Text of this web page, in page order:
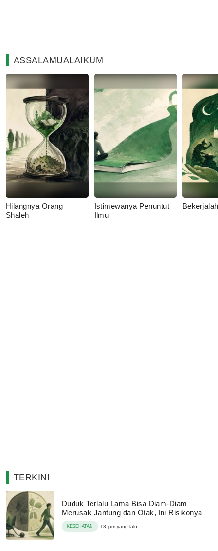
ASSALAMUALAIKUM
Hilangnya Orang
Shaleh
Istimewanya Penuntut
Ilmu
Bekerjalah
TERKINI
Duduk Terlalu Lama Bisa Diam-Diam
Merusak Jantung dan Otak, Ini Risikonya
KESEHATAN 13 jam yang lalu